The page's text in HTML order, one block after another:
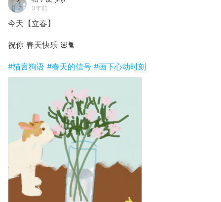
3年前
今天【立春】
祝你 春天快乐 🌸🐈
#猫言狗语 #春天的信号 #画下心动时刻